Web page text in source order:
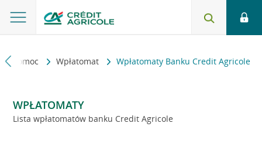
i pomoc Wpłatomat Wpłatomaty Banku Credit Agricole
WPŁATOMATY
Lista wpłatomatów banku Credit Agricole